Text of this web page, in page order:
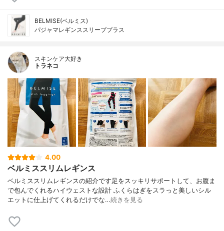
BELMISE(ベルミス)
パジャマレギンススリーププラス
スキンケア大好き
トラネコ
4.00
ベルミススリムレギンス
ベルミススリムレギンスの紹介です足をスッキリサポートして、お腹ま
で包んでくれるハイウェストな設計 ふくらはぎをスラっと美しいシル
エットに仕上げてくれるだけでな…続きを見る